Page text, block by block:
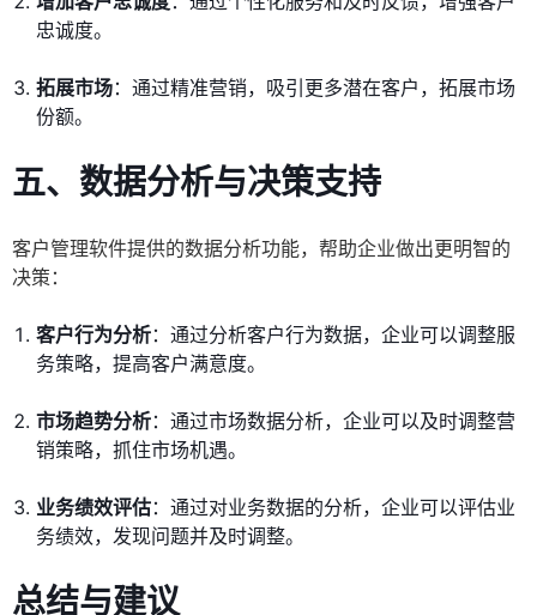
忠诚度。
拓展市场：通过精准营销，吸引更多潜在客户，拓展市场
份额。
五、数据分析与决策支持
客户管理软件提供的数据分析功能，帮助企业做出更明智的
决策：
客户行为分析：通过分析客户行为数据，企业可以调整服
务策略，提高客户满意度。
市场趋势分析：通过市场数据分析，企业可以及时调整营
销策略，抓住市场机遇。
业务绩效评估：通过对业务数据的分析，企业可以评估业
务绩效，发现问题并及时调整。
总结与建议